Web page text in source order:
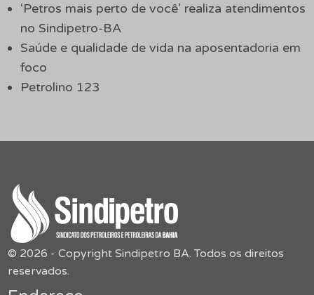
‘Petros mais perto de você’ realiza atendimentos
no Sindipetro-BA
Saúde e qualidade de vida na aposentadoria em
foco
Petrolino 123
© 2026 - Copyright Sindipetro BA. Todos os direitos
reservados.